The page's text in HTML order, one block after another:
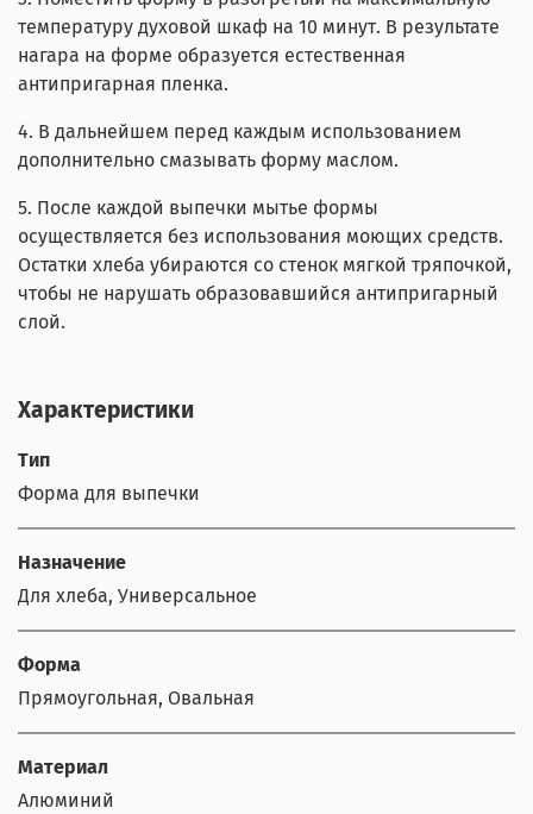
температуру духовой шкаф на 10 минут. В результате
нагара на форме образуется естественная
антипригарная пленка.
4. В дальнейшем перед каждым использованием
дополнительно смазывать форму маслом.
5. После каждой выпечки мытье формы
осуществляется без использования моющих средств.
Остатки хлеба убираются со стенок мягкой тряпочкой,
чтобы не нарушать образовавшийся антипригарный
слой.
Характеристики
Тип
Форма для выпечки
Назначение
Для хлеба, Универсальное
Форма
Прямоугольная, Овальная
Материал
Алюминий